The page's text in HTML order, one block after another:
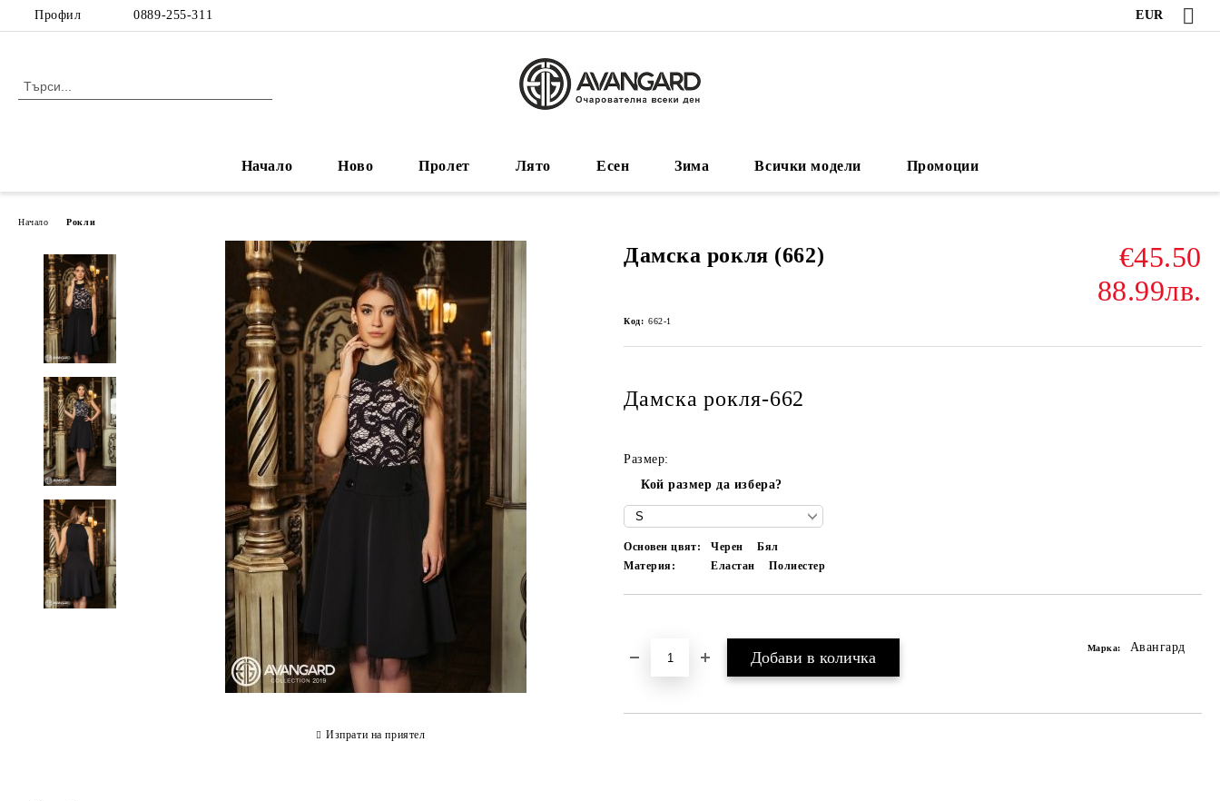
Профил 0889-255-311 EUR
Начало Ново Пролет Лято Есен Зима Всички модели Промоции
Начало Рокли
Дамска рокля (662)
€45.50
88.99лв.
Код: 662-1
Дамска рокля-662
Размер:
Кой размер да избера?
Основен цвят: Черен
Бял
Материя:
Еластан Полиестер
Марка: Авангард
Изпрати на приятел